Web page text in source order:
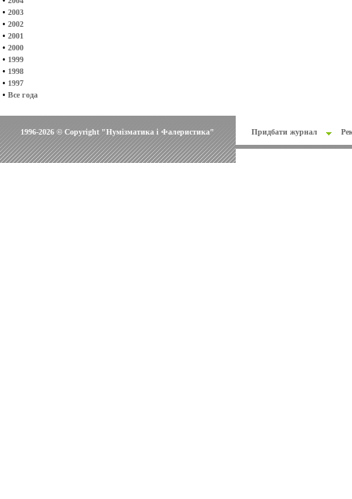
• 2003
• 2002
• 2001
• 2000
• 1999
• 1998
• 1997
• Все года
1996-2026 © Copyright "Нумізматика і Фалеристика" Придбати журнал